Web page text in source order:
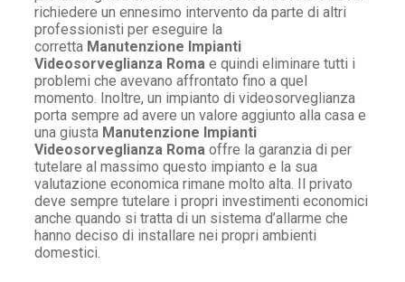
richiedere un ennesimo intervento da parte di altri
professionisti per eseguire la
corretta Manutenzione Impianti
Videosorveglianza Roma e quindi eliminare tutti i
problemi che avevano affrontato fino a quel
momento. Inoltre, un impianto di videosorveglianza
porta sempre ad avere un valore aggiunto alla casa e
una giusta Manutenzione Impianti
Videosorveglianza Roma offre la garanzia di per
tutelare al massimo questo impianto e la sua
valutazione economica rimane molto alta. Il privato
deve sempre tutelare i propri investimenti economici
anche quando si tratta di un sistema d’allarme che
hanno deciso di installare nei propri ambienti
domestici.